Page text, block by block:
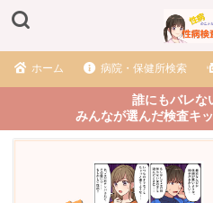
ホーム 病院・保健所検索
誰にもバレな
みんなが選んだ検査キ